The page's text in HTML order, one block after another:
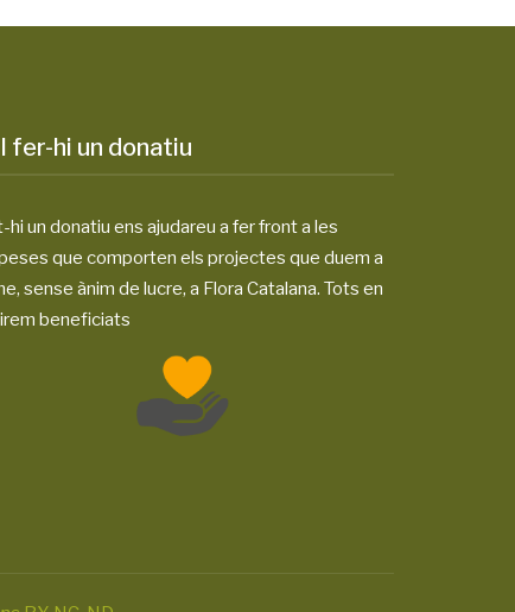
fer-hi un donatiu
hi un donatiu ens ajudareu a fer front a les
que comporten els projectes que duem a
sense ànim de lucre, a Flora Catalana. Tots en
beneficiats